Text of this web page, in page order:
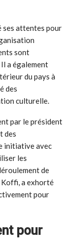
ses attentes pour
sont
a également
du pays à
des
culturelle.
par le président
des
initiative avec
les
de
Koffi, a exhorté
pour
pour